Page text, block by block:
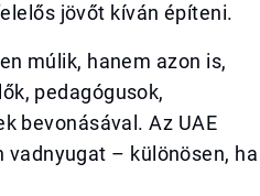
jövőt kíván építeni.
múlik, hanem azon is,
pedagógusok,
bevonásával. Az UAE
– különösen, ha